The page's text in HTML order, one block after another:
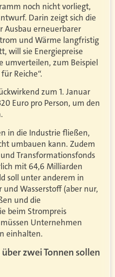
noch nicht vorliegt,
Darin zeigt sich die
Ausbau erneuerbarer
und Wärme langfristig
will sie Energiepreise
umverteilen, zum Beispiel
Reiche“.
zum 1. Januar
Euro pro Person, um den
in die Industrie fließen,
umbauen kann. Zudem
Transformationsfonds
mit 64,6 Milliarden
soll unter anderem in
Wasserstoff (aber nur,
und die
beim Strompreis
Unternehmen
einhalten.
zwei Tonnen sollen